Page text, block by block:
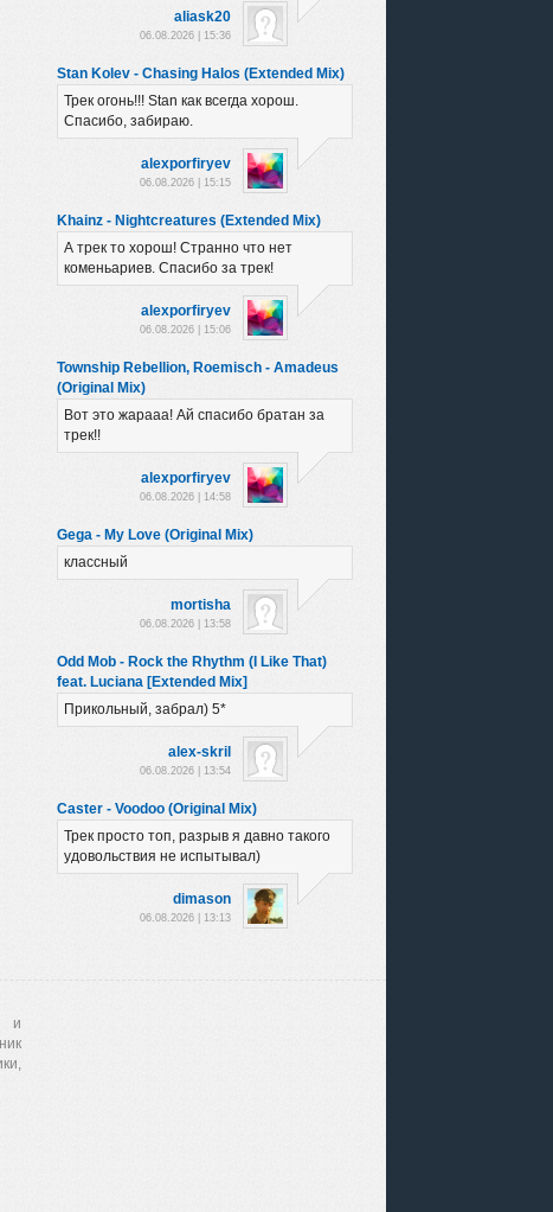
aliask20
06.08.2026 | 15:36
Stan Kolev - Chasing Halos (Extended Mix)
Трек огонь!!! Stan как всегда хорош.
Спасибо, забираю.
alexporfiryev
06.08.2026 | 15:15
Khainz - Nightcreatures (Extended Mix)
А трек то хорош! Странно что нет
коменьариев. Спасибо за трек!
alexporfiryev
06.08.2026 | 15:06
Township Rebellion, Roemisch - Amadeus
(Original Mix)
Вот это жарааа! Ай спасибо братан за
трек!!
alexporfiryev
06.08.2026 | 14:58
Gega - My Love (Original Mix)
классный
mortisha
06.08.2026 | 13:58
Odd Mob - Rock the Rhythm (I Like That)
feat. Luciana [Extended Mix]
Прикольный, забрал) 5*
alex-skril
06.08.2026 | 13:54
Caster - Voodoo (Original Mix)
Трек просто топ, разрыв я давно такого
удовольствия не испытывал)
dimason
06.08.2026 | 13:13
и